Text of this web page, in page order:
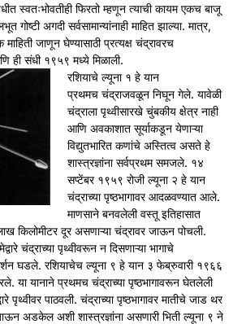
स्वतःभोवतीही फिरतो म्हणून त्याची कायम एकच बाजू
अगदी सर्वसामान्यांनाही माहित झाल्या. मात्र,
जाणून घेण्यासाठी प्रत्यक्ष चंद्रावरच
संधी १९५९ मध्ये मिळाली.
रशियाचे ल्यूना १ हे यान
प्रथमच चंद्राजवळून निघून गेले. यावेळी
चंद्राला पृथ्वीसारखे चुंबकीय क्षेत्र नाही
आणि अवकाशात सूर्याकडून येणाऱ्या
विद्युतभारित कणांचे अस्तित्व असते हे
शास्त्रज्ञांना सर्वप्रथम समजले. १४
सप्टेंबर १९५९ रोजी ल्यूना २ हे यान
चंद्राच्या पृष्ठभागावर आदळवण्यात आले.
माणसाने बनवलेली वस्तू इतिहासात
किलोमीटर दूर असणाऱ्या चंद्रावर जाऊन पोचली.
चंद्राच्या पृथ्वीवरून न दिसणाऱ्या भागाचे
घडले. रशियाचेच ल्यूना ९ हे यान ३ फेब्रुवारी १९६६
या यानाने प्रथमच चंद्राच्या पृष्ठभागावरून घेतलेली
पृथ्वीवर पाठवली. चंद्राच्या पृष्ठभागावर मातीचे जाड थर
अडकेल अशी शास्त्रज्ञांना असणारी भिती ल्यूना ९ ने